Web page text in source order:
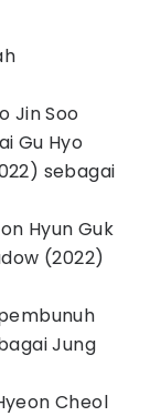
Jin Soo
Gu Hyo
sebagai
Hyun Guk
(2022)
Jung
Cheol